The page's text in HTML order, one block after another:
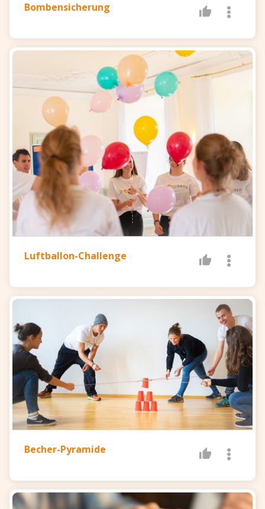
Bombensicherung
Luftballon-Challenge
Becher-Pyramide